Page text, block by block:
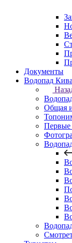
Документы
Водопад
Общая
Первые